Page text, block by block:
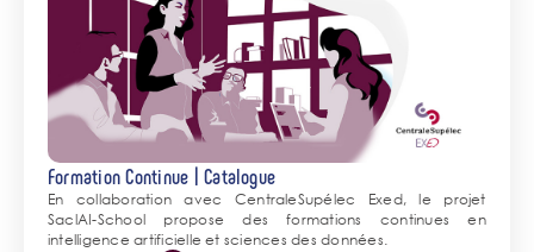
Formation Continue | Catalogue
En collaboration avec CentraleSupélec Exed, le projet
SaclAI-School propose des formations continues en
intelligence artificielle et sciences des données.